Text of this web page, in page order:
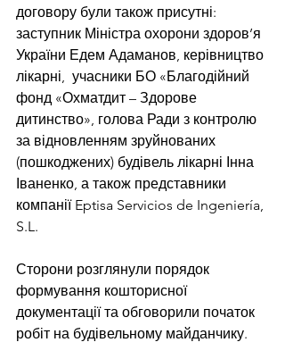
договору були також присутні:
заступник Міністра охорони здоров’я
України Едем Адаманов, керівництво
лікарні,  учасники БО «Благодійний
фонд «Охматдит – Здорове
дитинство», голова Ради з контролю
за відновленням зруйнованих
(пошкоджених) будівель лікарні Інна
Іваненко, а також представники
компанії Eptisa Servicios de Ingeniería,
S.L.
Сторони розглянули порядок
формування кошторисної
документації та обговорили початок
робіт на будівельному майданчику.